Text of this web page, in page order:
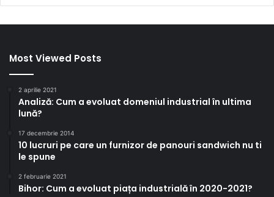
Most Viewed Posts
2 aprilie 2021
Analiză: Cum a evoluat domeniul industrial în ultima
lună?
17 decembrie 2014
10 lucruri pe care un furnizor de panouri sandwich nu ti
le spune
2 februarie 2021
Bihor: Cum a evoluat piața industrială în 2020-2021?